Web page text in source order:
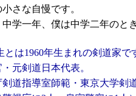
さな自慢です。
学一年、僕は中学二年のと
とは1960年生まれの剣道家で
元剣道日本代表。
道指導室師範・東京大学剣